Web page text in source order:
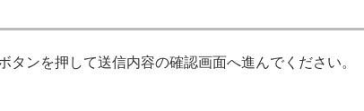
ンを押して送信内容の確認画面へ進んでください。